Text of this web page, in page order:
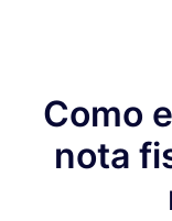
Como
nota